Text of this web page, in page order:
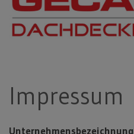
Impressum
Unternehmensbezeichnung